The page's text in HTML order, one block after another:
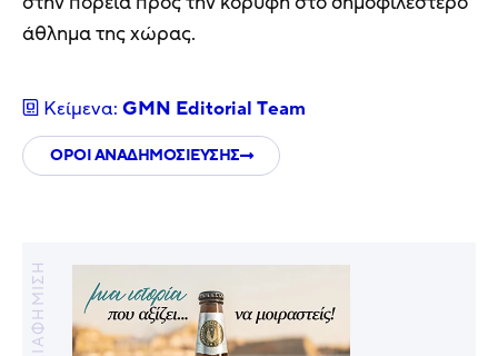
άθλημα της χώρας.
Κείμενα: GMN Editorial Τeam
ΟΡΟΙ ΑΝΑΔΗΜΟΣΙΕΥΣΗΣ
ΔΙΑΦΗΜΙΣΗ